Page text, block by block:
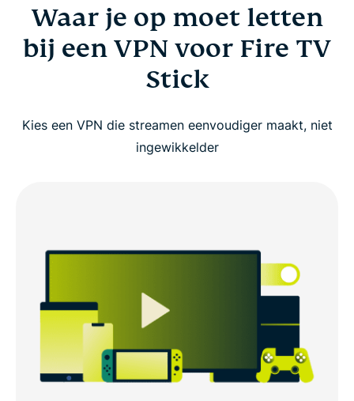
Waar je op moet letten
bij een VPN voor Fire TV
Stick
Kies een VPN die streamen eenvoudiger maakt, niet
ingewikkelder